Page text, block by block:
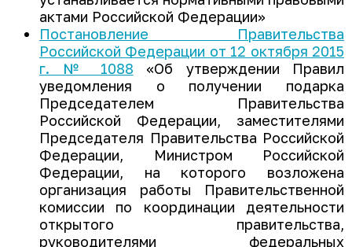
актами Российской Федерации»
Постановление Правительства
Российской Федерации от 12 октября 2015
г. № 1088 «Об утверждении Правил
уведомления о получении подарка
Председателем Правительства
Российской Федерации, заместителями
Председателя Правительства Российской
Федерации, Министром Российской
Федерации, на которого возложена
организация работы Правительственной
комиссии по координации деятельности
открытого правительства,
руководителями федеральных